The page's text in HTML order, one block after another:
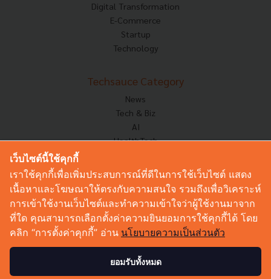
Digital Transformation
E-Commerce
Startup
Technology
Techsauce Category
News
Tech & Biz
AI
HealthTech
Corp Innov
Saucy Thoughts
Sustainable
Videos
Podcast
เว็บไซต์นี้ใช้คุกกี้
เราใช้คุกกี้เพื่อเพิ่มประสบการณ์ที่ดีในการใช้เว็บไซต์ แสดง
เนื้อหาและโฆษณาให้ตรงกับความสนใจ รวมถึงเพื่อวิเคราะห์
การเข้าใช้งานเว็บไซต์และทำความเข้าใจว่าผู้ใช้งานมาจาก
ที่ใด คุณสามารถเลือกตั้งค่าความยินยอมการใช้คุกกี้ได้ โดย
คลิก “การตั้งค่าคุกกี้” อ่าน นโยบายความเป็นส่วนตัว
ยอมรับทั้งหมด